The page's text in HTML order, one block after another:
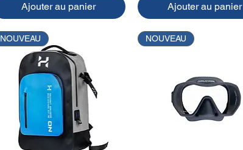
Ajouter au panier Ajouter au panier
NOUVEAU NOUVEAU